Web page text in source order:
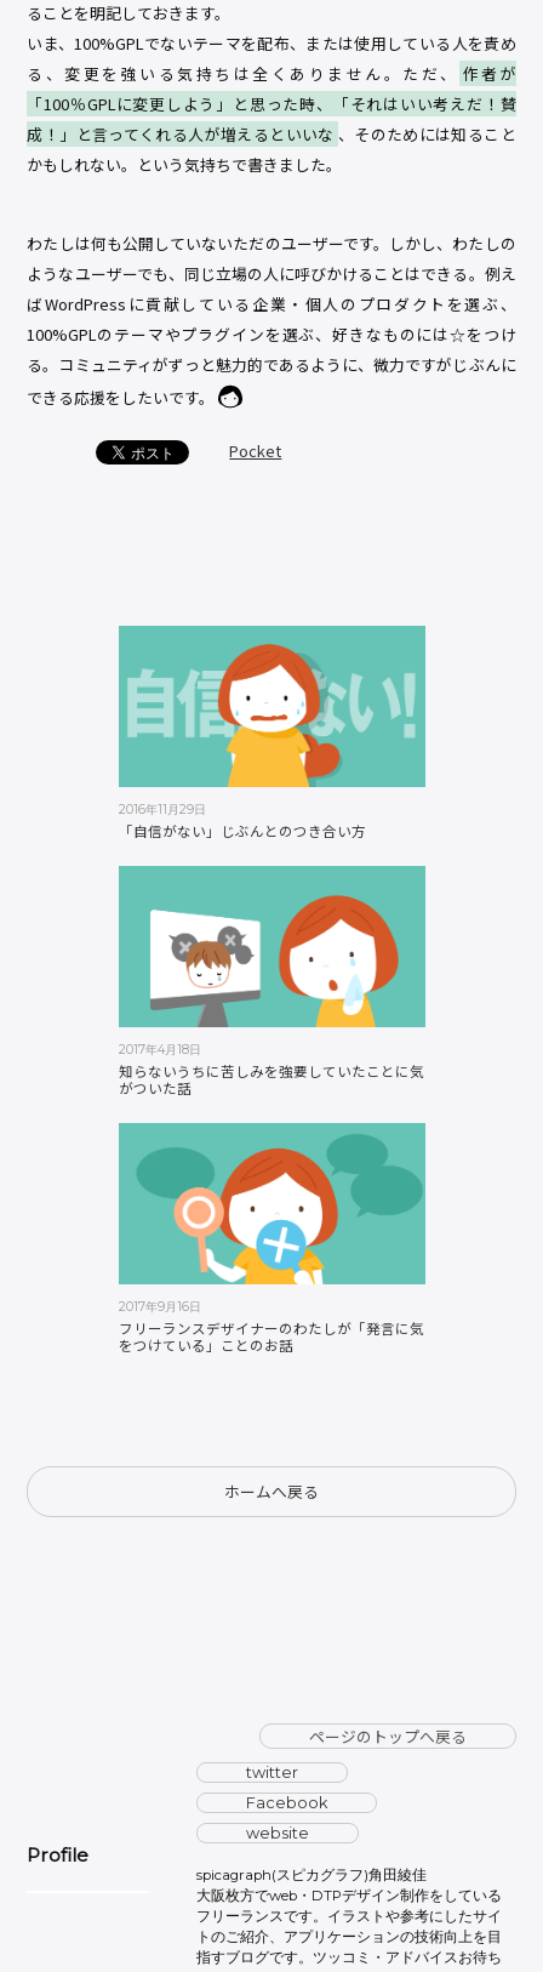
ることを明記しておきます。
いま、100%GPLでないテーマを配布、または使用している人を責め
る、変更を強いる気持ちは全くありません。ただ、
作者が
「100％GPLに変更しよう」と思った時、「それはいい考えだ！賛
成！」と言ってくれる人が増えるといいな 、そのためには知ること
かもしれない。という気持ちで書きました。
わたしは何も公開していないただのユーザーです。しかし、わたしの
ようなユーザーでも、同じ立場の人に呼びかけることはできる。例え
ばWordPressに貢献している企業・個人のプロダクトを選ぶ、
100%GPLのテーマやプラグインを選ぶ、好きなものには☆をつけ
る。コミュニティがずっと魅力的であるように、微力ですがじぶんに
できる応援をしたいです。
Pocket
2016年11月29日
「自信がない」じぶんとのつき合い方
2017年4月18日
知らないうちに苦しみを強要していたことに気
がついた話
2017年9月16日
フリーランスデザイナーのわたしが「発言に気
をつけている」ことのお話
ホームへ戻る
ページのトップへ戻る
Profile
twitter
Facebook
website
spicagraph(スピカグラフ)角田綾佳
大阪枚方でweb・DTPデザイン制作をしている
フリーランスです。イラストや参考にしたサイ
トのご紹介、アプリケーションの技術向上を目
指すブログです。ツッコミ・アドバイスお待ち